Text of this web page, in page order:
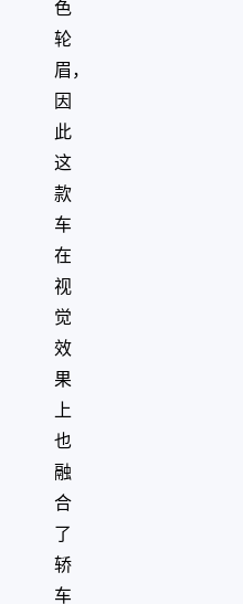
色
轮
眉，
因
此
这
款
车
在
视
觉
效
果
上
也
融
合
了
轿
车